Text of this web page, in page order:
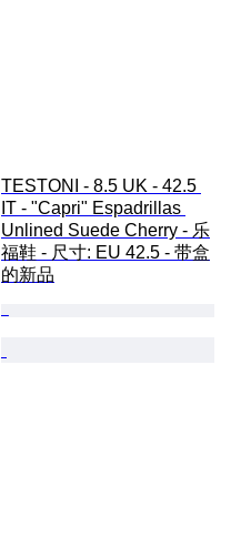
TESTONI - 8.5 UK - 42.5
IT - "Capri" Espadrillas
Unlined Suede Cherry - 乐
福鞋 - 尺寸: EU 42.5 - 带盒
的新品